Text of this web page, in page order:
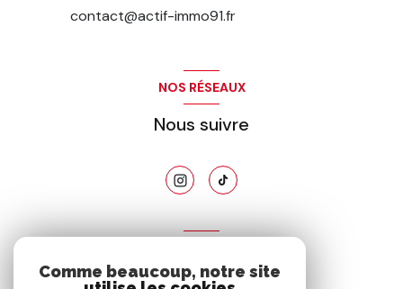
contact@actif-immo91.fr
NOS RÉSEAUX
Nous suivre
Comme beaucoup, notre site